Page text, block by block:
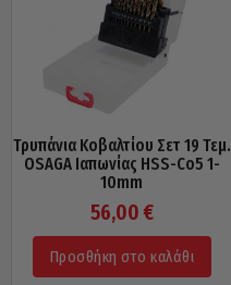
Τρυπάνια Κοβαλτίου Σετ 19 Τεμ.
OSAGA Ιαπωνίας HSS-Co5 1-
10mm
56,00 €
Προσθήκη στο καλάθι